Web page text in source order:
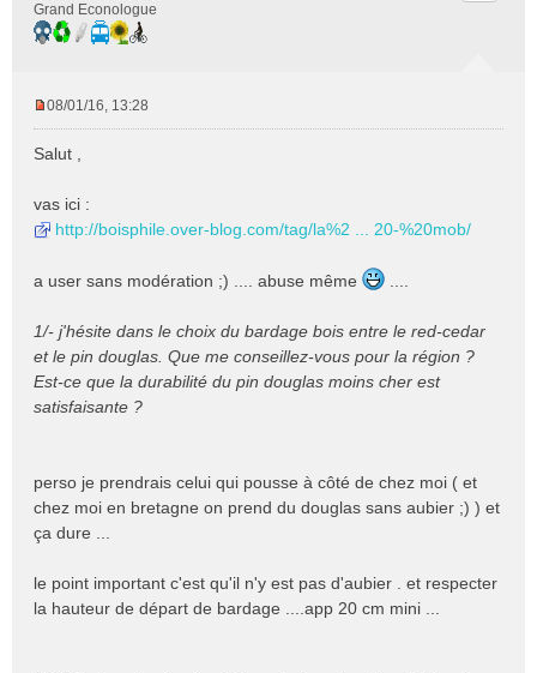
Grand Econologue
s
a
g
l
u
08/01/16, 13:28
Salut ,
vas ici :
http://boisphile.over-blog.com/tag/la%2 ... 20-%20mob/
a user sans modération ;) .... abuse même
1/- j'hésite dans le choix du bardage bois entre le red-cedar
et le pin douglas. Que me conseillez-vous pour la région ?
Est-ce que la durabilité du pin douglas moins cher est
satisfaisante ?
perso je prendrais celui qui pousse à côté de chez moi ( et
chez moi en bretagne on prend du douglas sans aubier ;) ) et
ça dure ...
le point important c'est qu'il n'y est pas d'aubier . et respecter
la hauteur de départ de bardage ....app 20 cm mini ...